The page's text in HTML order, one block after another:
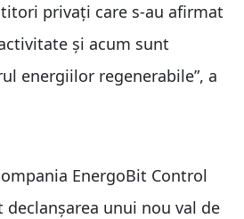
privați care s-au afirmat
și acum sunt
energiilor regenerabile”, a
EnergoBit Control
declanșarea unui nou val de